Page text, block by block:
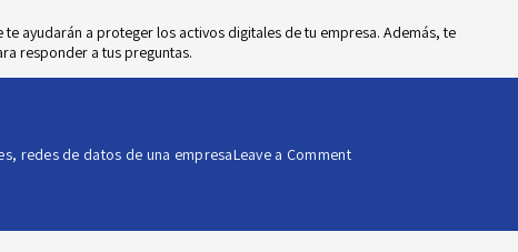
ayudarán a proteger los activos digitales de tu empresa. Además, te
responder a tus preguntas.
, redes de datos de una empresaLeave a Commenton
monitorear